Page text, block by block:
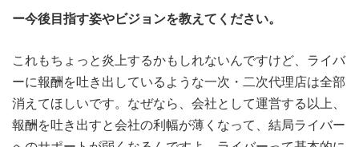
ー今後目指す姿やビジョンを教えてください。
これもちょっと炎上するかもしれないんですけど、ライバ
ーに報酬を吐き出しているような一次・二次代理店は全部
消えてほしいです。なぜなら、会社として運営する以上、
報酬を吐き出すと会社の利幅が薄くなって、結局ライバー